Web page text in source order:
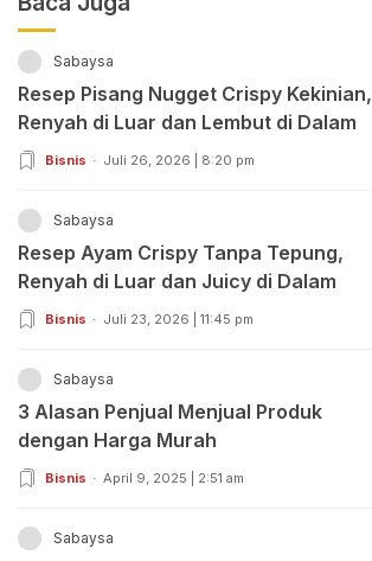
Sabaysa
Resep Pisang Nugget Crispy Kekinian,
Renyah di Luar dan Lembut di Dalam
Bisnis Juli 26, 2026 | 8:20 pm
Sabaysa
Resep Ayam Crispy Tanpa Tepung,
Renyah di Luar dan Juicy di Dalam
Bisnis Juli 23, 2026 | 11:45 pm
Sabaysa
3 Alasan Penjual Menjual Produk
dengan Harga Murah
Bisnis April 9, 2025 | 2:51 am
Sabaysa